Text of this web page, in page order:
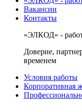
Вакансии
Контакты
«ЭЛКОД» -
Доверие,
временем
Условия работы
Корпоративная